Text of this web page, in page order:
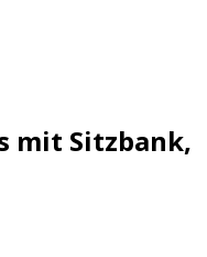
mit Sitzbank,